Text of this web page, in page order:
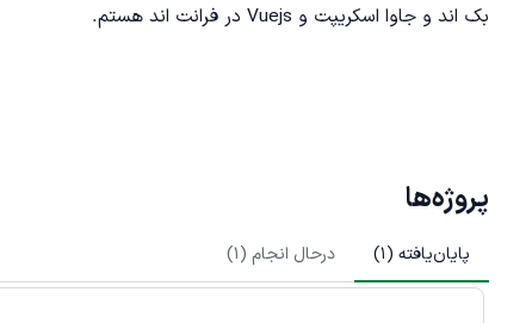
بک اند و جاوا اسکریپت و Vuejs در فرانت اند هستم.
پروژه‌ها
پایان‌یافته (1
) درحال انجام (1
)